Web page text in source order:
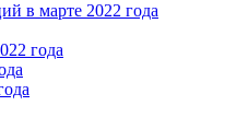
в марте 2022 года
года